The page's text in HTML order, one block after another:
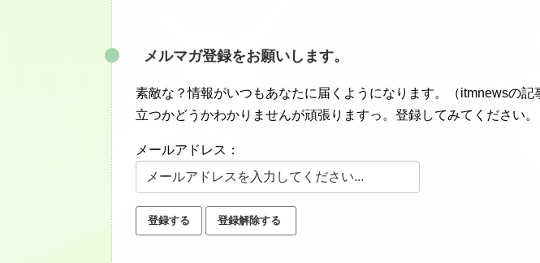
メルマガ登録をお願いします。
素敵な？情報がいつもあなたに届くようになります。（itmnewsの記
立つかどうかわかりませんが頑張りますっ。登録してみてください。
メールアドレス：